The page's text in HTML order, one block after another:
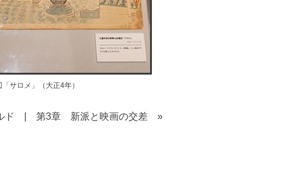
サロメ」（大正4年）
ド 第3章 新派と映画の交差 »